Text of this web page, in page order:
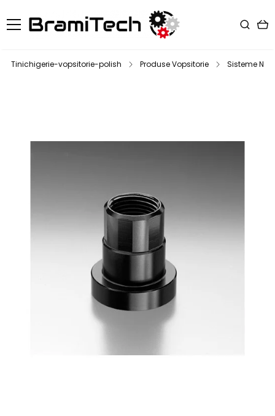
Tinichigerie-vopsitorie-polish Produse Vopsitorie Sisteme NPS